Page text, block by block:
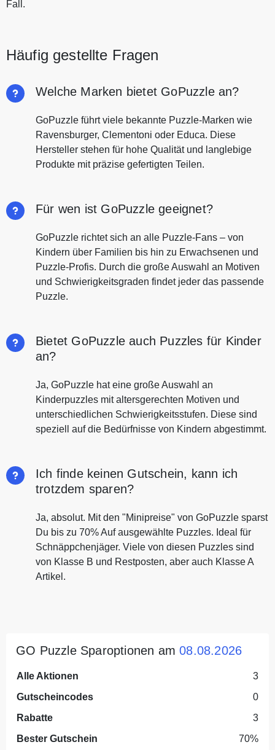
Fall.
Häufig gestellte Fragen
Welche Marken bietet GoPuzzle an?
GoPuzzle führt viele bekannte Puzzle-Marken wie
Ravensburger, Clementoni oder Educa. Diese
Hersteller stehen für hohe Qualität und langlebige
Produkte mit präzise gefertigten Teilen.
Für wen ist GoPuzzle geeignet?
GoPuzzle richtet sich an alle Puzzle-Fans – von
Kindern über Familien bis hin zu Erwachsenen und
Puzzle-Profis. Durch die große Auswahl an Motiven
und Schwierigkeitsgraden findet jeder das passende
Puzzle.
Bietet GoPuzzle auch Puzzles für Kinder
an?
Ja, GoPuzzle hat eine große Auswahl an
Kinderpuzzles mit altersgerechten Motiven und
unterschiedlichen Schwierigkeitsstufen. Diese sind
speziell auf die Bedürfnisse von Kindern abgestimmt.
Ich finde keinen Gutschein, kann ich
trotzdem sparen?
Ja, absolut. Mit den "Minipreise" von GoPuzzle sparst
Du bis zu 70% Auf ausgewählte Puzzles. Ideal für
Schnäppchenjäger. Viele von diesen Puzzles sind
von Klasse B und Restposten, aber auch Klasse A
Artikel.
GO Puzzle Sparoptionen am08.08.2026
Alle Aktionen
3
Gutscheincodes
0
Rabatte
3
Bester Gutschein
70%